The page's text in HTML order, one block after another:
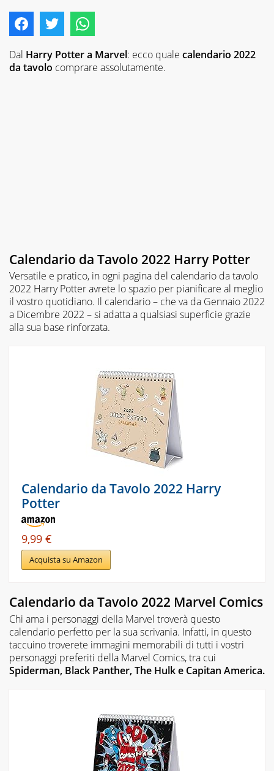
Dal Harry Potter a Marvel: ecco quale calendario 2022
da tavolo comprare assolutamente.
Calendario da Tavolo 2022 Harry Potter
Versatile e pratico, in ogni pagina del calendario da tavolo
2022 Harry Potter avrete lo spazio per pianificare al meglio
il vostro quotidiano. Il calendario – che va da Gennaio 2022
a Dicembre 2022 – si adatta a qualsiasi superficie grazie
alla sua base rinforzata.
Calendario da Tavolo 2022 Harry
Potter
9,99 €
Acquista su Amazon
Calendario da Tavolo 2022 Marvel Comics
Chi ama i personaggi della Marvel troverà questo
calendario perfetto per la sua scrivania. Infatti, in questo
taccuino troverete immagini memorabili di tutti i vostri
personaggi preferiti della Marvel Comics, tra cui
Spiderman, Black Panther, The Hulk e Capitan America.